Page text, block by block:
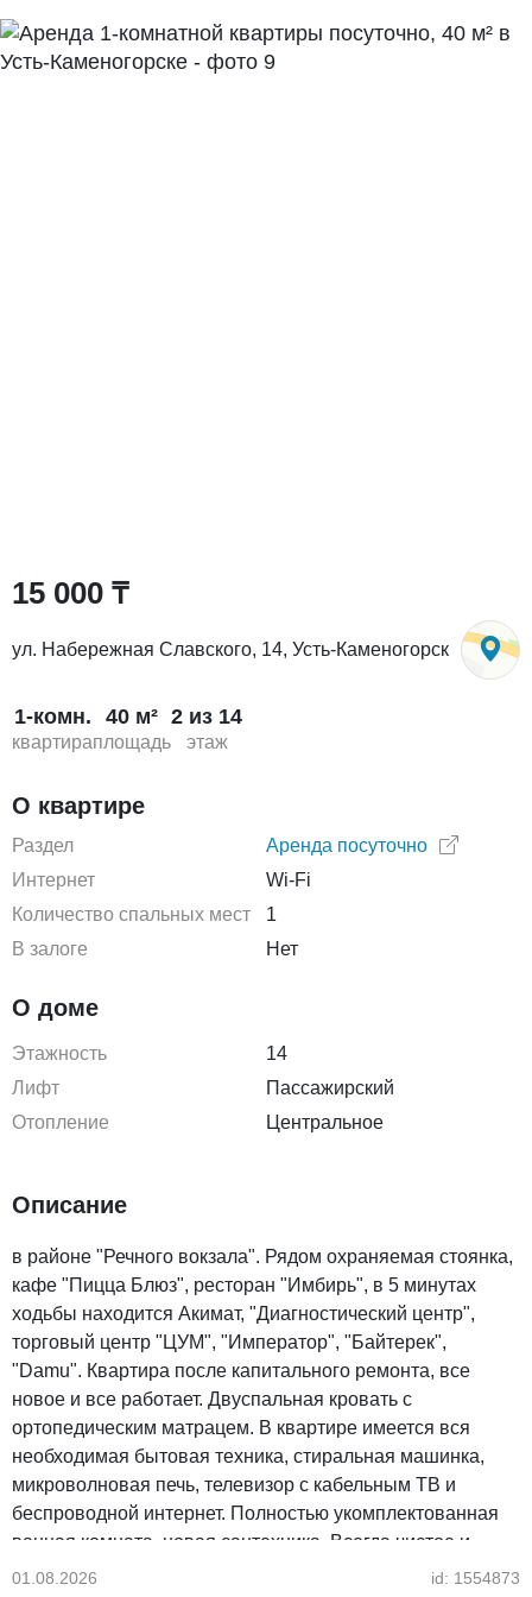
15 000 ₸
ул. Набережная Славского, 14, Усть-Каменогорск
1-комн.
квартира
40 м²
площадь
2 из 14
этаж
О квартире
Раздел
Аренда посуточно
Интернет
Wi-Fi
Количество спальных мест
1
В залоге
Нет
О доме
Этажность
14
Лифт
Пассажирский
Отопление
Центральное
Описание
в районе "Речного вокзала". Рядом охраняемая стоянка,
кафе "Пицца Блюз", ресторан "Имбирь", в 5 минутах
ходьбы находится Акимат, "Диагностический центр",
торговый центр "ЦУМ", "Император", "Байтерек",
"Damu". Квартира после капитального ремонта, все
новое и все работает. Двуспальная кровать с
ортопедическим матрацем. В квартире имеется вся
необходимая бытовая техника, стиральная машинка,
микроволновая печь, телевизор с кабельным ТВ и
беспроводной интернет. Полностью укомплектованная
ванная комната, новая сантехника. Всегда чистое и
выглаженное постельное белье. Возможен трансфер в
01.08.2026 id: 1554873